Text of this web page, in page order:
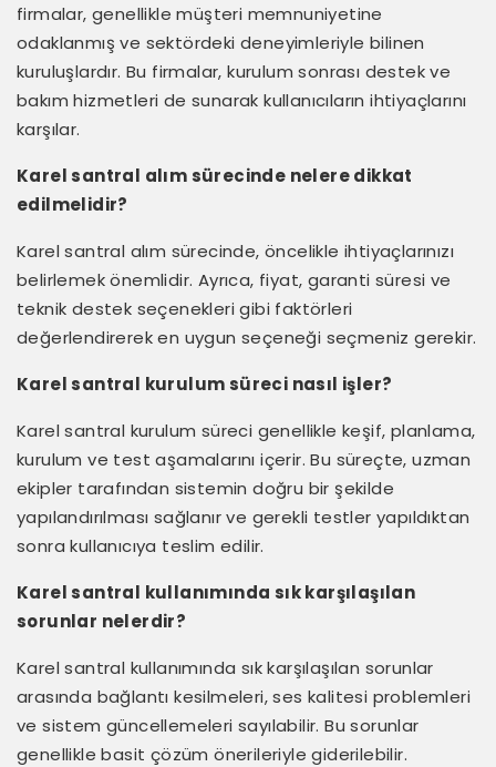
firmalar, genellikle müşteri memnuniyetine
odaklanmış ve sektördeki deneyimleriyle bilinen
kuruluşlardır. Bu firmalar, kurulum sonrası destek ve
bakım hizmetleri de sunarak kullanıcıların ihtiyaçlarını
karşılar.
Karel santral alım sürecinde nelere dikkat
edilmelidir?
Karel santral alım sürecinde, öncelikle ihtiyaçlarınızı
belirlemek önemlidir. Ayrıca, fiyat, garanti süresi ve
teknik destek seçenekleri gibi faktörleri
değerlendirerek en uygun seçeneği seçmeniz gerekir.
Karel santral kurulum süreci nasıl işler?
Karel santral kurulum süreci genellikle keşif, planlama,
kurulum ve test aşamalarını içerir. Bu süreçte, uzman
ekipler tarafından sistemin doğru bir şekilde
yapılandırılması sağlanır ve gerekli testler yapıldıktan
sonra kullanıcıya teslim edilir.
Karel santral kullanımında sık karşılaşılan
sorunlar nelerdir?
Karel santral kullanımında sık karşılaşılan sorunlar
arasında bağlantı kesilmeleri, ses kalitesi problemleri
ve sistem güncellemeleri sayılabilir. Bu sorunlar
genellikle basit çözüm önerileriyle giderilebilir.